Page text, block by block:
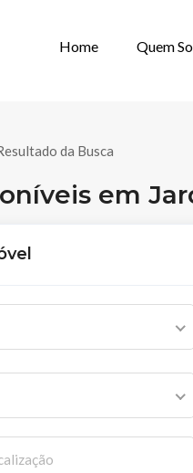
Home Quem
da Busca
em